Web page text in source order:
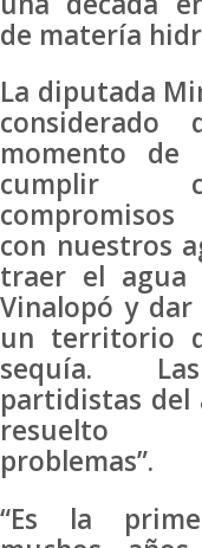
de matería
La diputada
momento de
cumplir
compromisos
con nuestros
traer el agua
Vinalopó y dar
un territorio
sequía.
partidistas del
resuelto
problemas”.
“Es la